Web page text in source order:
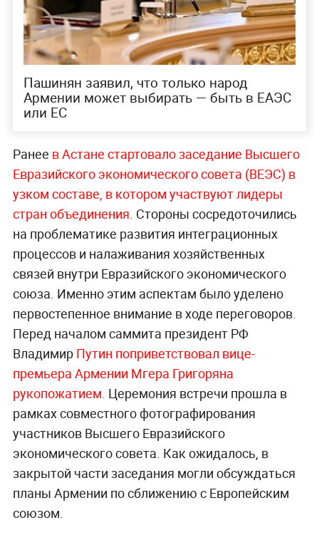
Пашинян заявил, что только народ
Армении может выбирать — быть в ЕАЭС
или ЕС
Ранее в Астане стартовало заседание Высшего
Евразийского экономического совета (ВЕЭС) в
узком составе, в котором участвуют лидеры
стран объединения. Стороны сосредоточились
на проблематике развития интеграционных
процессов и налаживания хозяйственных
связей внутри Евразийского экономического
союза. Именно этим аспектам было уделено
первостепенное внимание в ходе переговоров.
Перед началом саммита президент РФ
Владимир Путин поприветствовал вице-
премьера Армении Мгера Григоряна
рукопожатием. Церемония встречи прошла в
рамках совместного фотографирования
участников Высшего Евразийского
экономического совета. Как ожидалось, в
закрытой части заседания могли обсуждаться
планы Армении по сближению с Европейским
союзом.